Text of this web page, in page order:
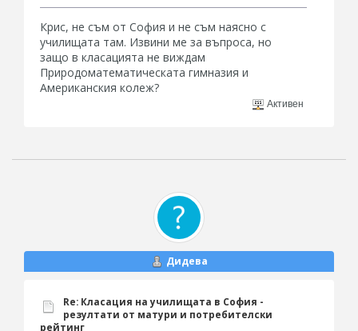
Крис, не съм от София и не съм наясно с
училищата там. Извини ме за въпроса, но
защо в класацията не виждам
Природоматематическата гимназия и
Американския колеж?
Активен
Дидева
Re: Класация на училищата в София -
резултати от матури и потребителски
рейтинг